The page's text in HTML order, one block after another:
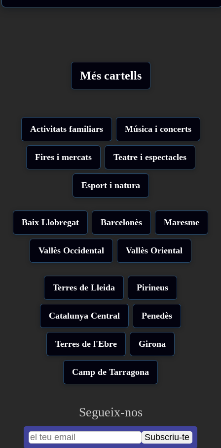
Més cartells
Activitats familiars Música i concerts
Fires i mercats Teatre i espectacles
Esport i natura
Baix Llobregat Barcelonès Maresme
Vallès Occidental Vallès Oriental
Terres de Lleida Pirineus
Catalunya Central Penedès
Terres de l'Ebre Girona
Camp de Tarragona
Segueix-nos
Subscriu-te